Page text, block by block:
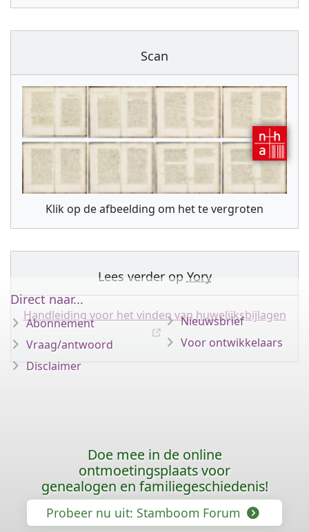
Scan
Klik op de afbeelding om het te vergroten
Lees verder op Yory
Handleiding voor het vinden van huwelijksbijlagen
Direct naar...
Abonnement
Vraag/antwoord
Disclaimer
Nieuwsbrief
Voor ontwikkelaars
Doe mee in de online
ontmoetingsplaats voor
genealogen en familiegeschiedenis!
Probeer nu uit: Stamboom Forum